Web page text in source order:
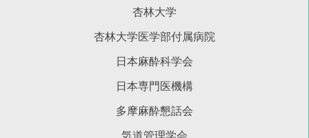
杏林大学
杏林大学医学部付属病院
日本麻酔科学会
日本専門医機構
多摩麻酔懇話会
気道管理学会